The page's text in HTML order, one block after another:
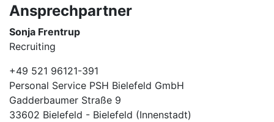
Ansprechpartner
Sonja Frentrup
Recruiting
+49 521 96121-391
Personal Service PSH Bielefeld GmbH
Gadderbaumer Straße 9
33602 Bielefeld - Bielefeld (Innenstadt)